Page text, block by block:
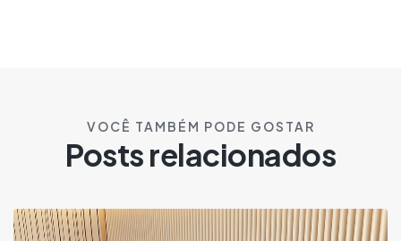
VOCÊ TAMBÉM PODE GOSTAR
Posts relacionados